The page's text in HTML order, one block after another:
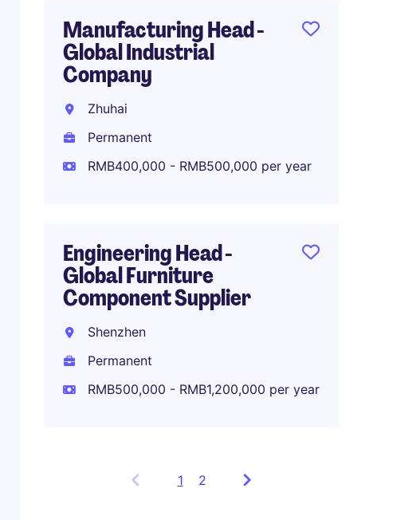
Manufacturing Head -
Global Industrial
Company
Zhuhai
Permanent
RMB400,000 - RMB500,000 per year
Engineering Head -
Global Furniture
Component Supplier
Shenzhen
Permanent
RMB500,000 - RMB1,200,000 per year
1 Showing
2